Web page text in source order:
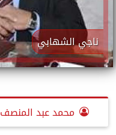
ناجي الشهابي
محمد عبد المنصف